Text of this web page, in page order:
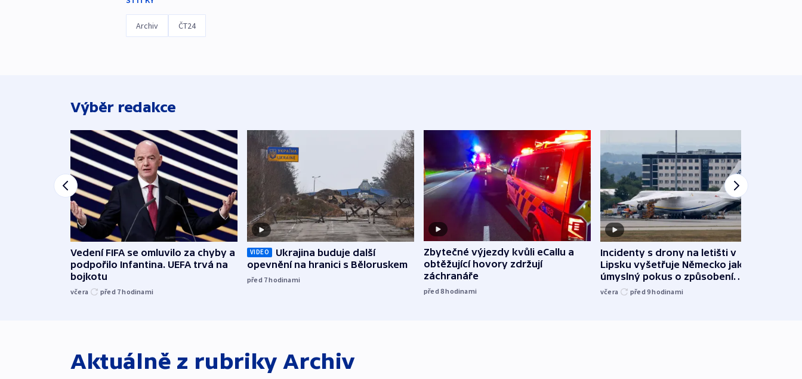
Archiv ČT24
Výběr redakce
Vedení FIFA se omluvilo za chyby a
podpořilo Infantina. UEFA trvá na
bojkotu
včera před 7hodinami
VIDEO
Ukrajina buduje další
opevnění na hranici s Běloruskem
před 7hodinami
Zbytečné výjezdy kvůli eCallu a
obtěžující hovory zdržují
záchranáře
před 8hodinami
Incidenty s drony na letišti v
Lipsku vyšetřuje Německo jako
úmyslný pokus o způsobení
exploze
včera před 9hodinami
Aktuálně z rubriky Archiv